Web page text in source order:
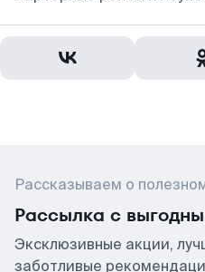
Рассказываем о
Рассылка с
Эксклюзивные акции,
заботливые